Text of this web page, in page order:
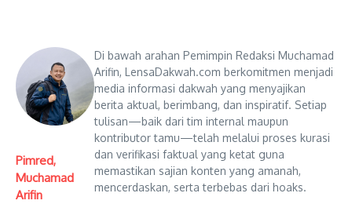
Pimred,
Muchamad
Arifin
Di bawah arahan Pemimpin Redaksi Muchamad
Arifin, LensaDakwah.com berkomitmen menjadi
media informasi dakwah yang menyajikan
berita aktual, berimbang, dan inspiratif. Setiap
tulisan—baik dari tim internal maupun
kontributor tamu—telah melalui proses kurasi
dan verifikasi faktual yang ketat guna
memastikan sajian konten yang amanah,
mencerdaskan, serta terbebas dari hoaks.